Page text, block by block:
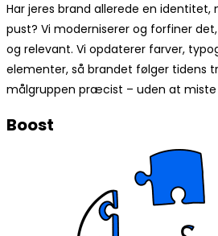
Har jeres brand allerede en
pust? Vi moderniserer og forfiner
og relevant. Vi opdaterer farver,
elementer, så brandet følger tidens
målgruppen præcist – uden at miste
Boost